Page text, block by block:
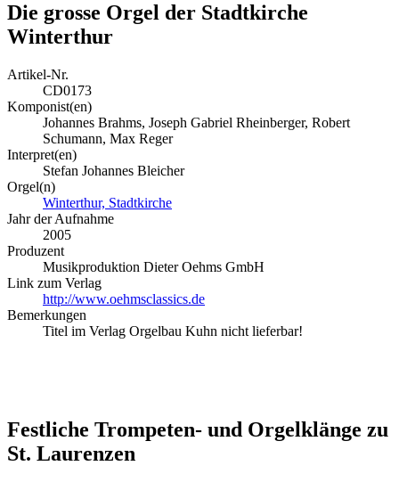
Die grosse Orgel der Stadtkirche
Winterthur
Artikel-Nr.
CD0173
Komponist(en)
Johannes Brahms, Joseph Gabriel Rheinberger, Robert
Schumann, Max Reger
Interpret(en)
Stefan Johannes Bleicher
Orgel(n)
Winterthur, Stadtkirche
Jahr der Aufnahme
2005
Produzent
Musikproduktion Dieter Oehms GmbH
Link zum Verlag
http://www.oehmsclassics.de
Bemerkungen
Titel im Verlag Orgelbau Kuhn nicht lieferbar!
Festliche Trompeten- und Orgelklänge zu
St. Laurenzen